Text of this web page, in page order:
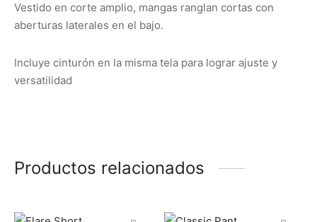
Vestido en corte amplio, mangas ranglan cortas con
aberturas laterales en el bajo.
Incluye cinturón en la misma tela para lograr ajuste y
versatilidad
Productos relacionados